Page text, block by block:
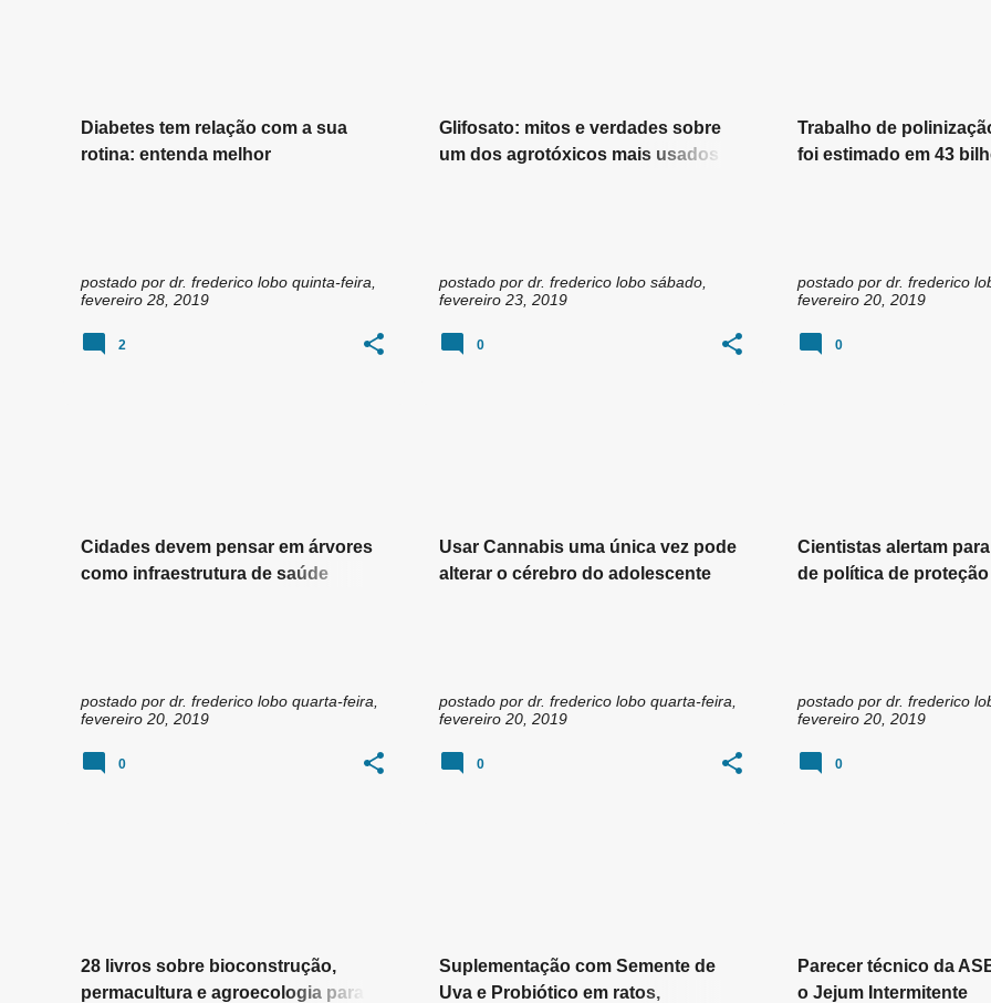
Diabetes tem relação com a sua
rotina: entenda melhor
postado por dr. frederico lobo quinta-feira,
fevereiro 28, 2019
2
Glifosato: mitos e verdades sobre
um dos agrotóxicos mais usados do
postado por dr. frederico lobo sábado,
fevereiro 23, 2019
0
Trabalho de
foi estimado em 43
postado por dr. frederico
fevereiro 20, 2019
0
Cidades devem pensar em árvores
como infraestrutura de saúde
postado por dr. frederico lobo quarta-feira,
fevereiro 20, 2019
0
Usar Cannabis uma única vez pode
alterar o cérebro do adolescente
postado por dr. frederico lobo quarta-feira,
fevereiro 20, 2019
0
Cientistas alertam
de política de proteção
postado por dr. frederico
fevereiro 20, 2019
0
28 livros sobre bioconstrução,
permacultura e agroecologia para
Suplementação com Semente de
Uva e Probiótico em ratos,
Parecer técnico da
o Jejum Intermitente